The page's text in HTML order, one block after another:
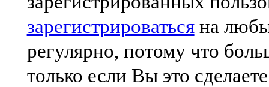
зарегистрироватьсяна
регулярно, потому что
только если Вы это